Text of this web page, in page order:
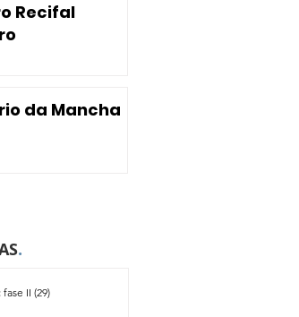
Recifal
da Mancha
.
II (29)